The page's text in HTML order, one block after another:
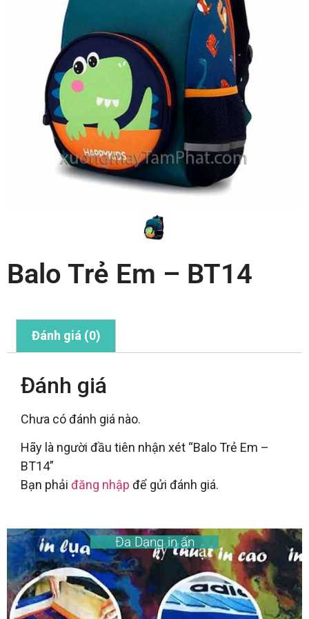
Balo Trẻ Em – BT14
Đánh giá (0)
Đánh giá
Chưa có đánh giá nào.
Hãy là người đầu tiên nhận xét “Balo Trẻ Em –
BT14”
Bạn phải đăng nhập để gửi đánh giá.
Đa Dạng in ấn